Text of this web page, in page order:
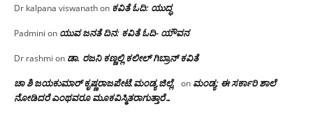
Dr kalpana viswanathon ಕವಿತೆ ಓದಿ: ಯುದ್ಧ
Padmini on ಯುವ ಜನತೆ ದಿನ: ಕವಿತೆ ಓದಿ- ಯೌವನ
Dr rashmi on ಡಾ. ರಜನಿ‌ ಕಣ್ಣಲ್ಲಿ ಕಲೀಲ್ ಗಿಬ್ರಾನ್ ಕವಿತೆ
ಚಾ ಶಿ ಜಯಕುಮಾರ್ ಕೃಷ್ಣರಾಜಪೇಟೆ.ಮಂಡ್ಯ ಜಿಲ್ಲೆ. on ಮಂಡ್ಯ: ಈ ಸರ್ಕಾರಿ ಶಾಲೆ
ನೋಡಿದರೆ ಎಂಥವರೂ ಮೂಕವಿಸ್ಮಿತರಾಗುತ್ತಾರೆ…